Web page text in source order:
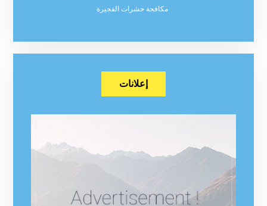
مكافحة حشرات الفجيرة
إعلانات